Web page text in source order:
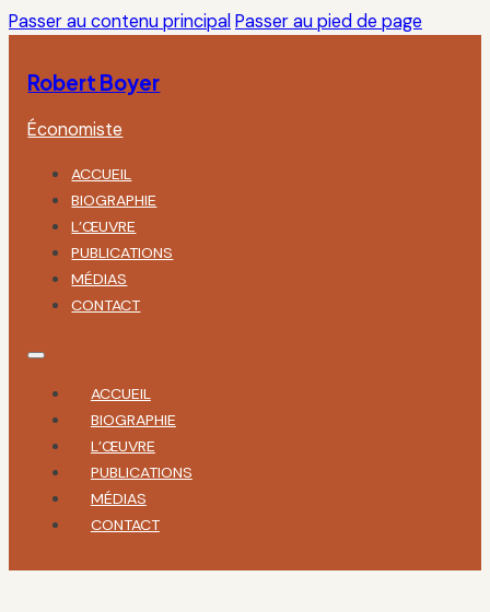
Passer au contenu principal Passer au pied de page
Robert Boyer
Économiste
ACCUEIL
BIOGRAPHIE
L’ŒUVRE
PUBLICATIONS
MÉDIAS
CONTACT
ACCUEIL
BIOGRAPHIE
L’ŒUVRE
PUBLICATIONS
MÉDIAS
CONTACT